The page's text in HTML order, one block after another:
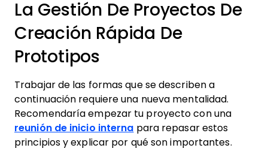
La Gestión De Proyectos De
Creación Rápida De
Prototipos
Trabajar de las formas que se describen a
continuación requiere una nueva mentalidad.
Recomendaría empezar tu proyecto con una
reunión de inicio interna para repasar estos
principios y explicar por qué son importantes.